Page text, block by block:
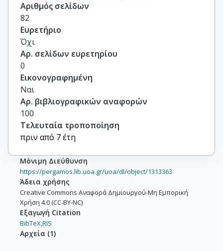
Αριθμός σελίδων
82
Ευρετήριο
Όχι
Αρ. σελίδων ευρετηρίου
0
Εικονογραφημένη
Ναι
Αρ. βιβλιογραφικών αναφορών
100
Τελευταία τροποποίηση
πριν από 7 έτη
Μόνιμη Διεύθυνση
https://pergamos.lib.uoa.gr/uoa/dl/object/1313363
Άδεια χρήσης
Creative Commons Αναφορά Δημιουργού-Μη Εμπορική
Χρήση 4.0 (CC-BY-NC)
Εξαγωγή Citation
BibTeX,RIS
Αρχεία (1)